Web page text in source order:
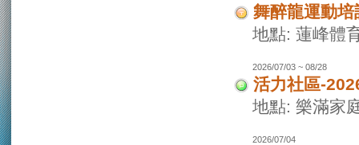
舞醉龍運動培
地點: 蓮峰體
2026/07/03 ~ 08/28
活力社區-
地點: 樂滿家
2026/07/04